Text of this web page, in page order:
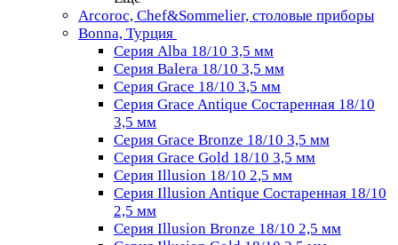
Arcoroc, Chef&Sommelier, столовые приборы
Bonna, Турция
Серия Alba 18/10 3,5 мм
Серия Balera 18/10 3,5 мм
Серия Grace 18/10 3,5 мм
Серия Grace Antique Состаренная 18/10
3,5 мм
Серия Grace Bronze 18/10 3,5 мм
Серия Grace Gold 18/10 3,5 мм
Серия Illusion 18/10 2,5 мм
Серия Illusion Antique Состаренная 18/10
2,5 мм
Серия Illusion Bronze 18/10 2,5 мм